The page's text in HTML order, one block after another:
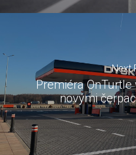
Next
Premiéra
novými